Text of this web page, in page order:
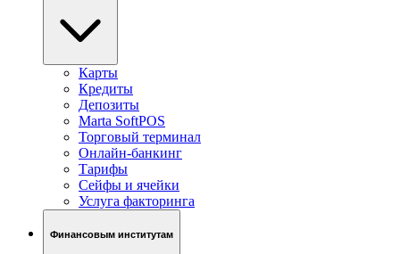
Карты
Кредиты
Депозиты
Marta SoftPOS
Торговый терминал
Онлайн-банкинг
Тарифы
Сейфы и ячейки
Услуга факторинга
Финансовым институтам